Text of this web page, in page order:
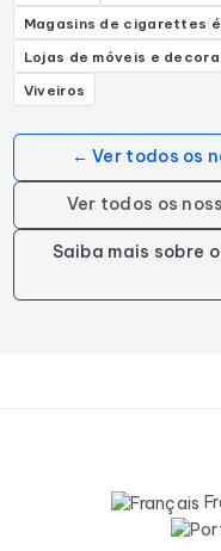
Magasins de cigarettes
Lojas de móveis e
Viveiros
← Ver todos os
Ver todos os
Saiba mais sobre